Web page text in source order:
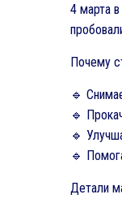
4 марта
Почему
🔹
🔹
🔹
🔹
Детали